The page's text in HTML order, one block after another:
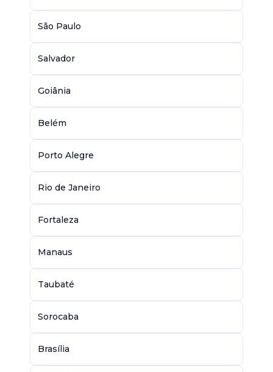
São Paulo
Salvador
Goiânia
Belém
Porto Alegre
Rio de Janeiro
Fortaleza
Manaus
Taubaté
Sorocaba
Brasília